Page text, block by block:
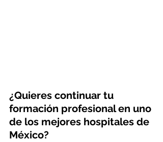
¿Quieres continuar tu
formación profesional en uno
de los mejores hospitales de
México?